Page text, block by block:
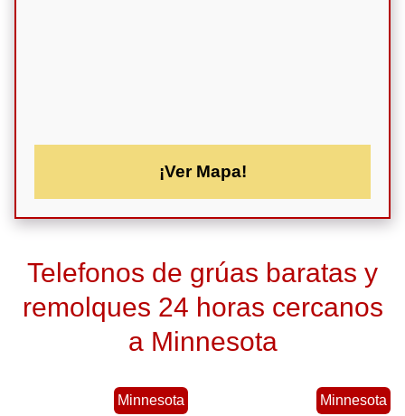
¡Ver Mapa!
Telefonos de grúas baratas y
remolques 24 horas cercanos
a Minnesota
Minnesota Minnesota